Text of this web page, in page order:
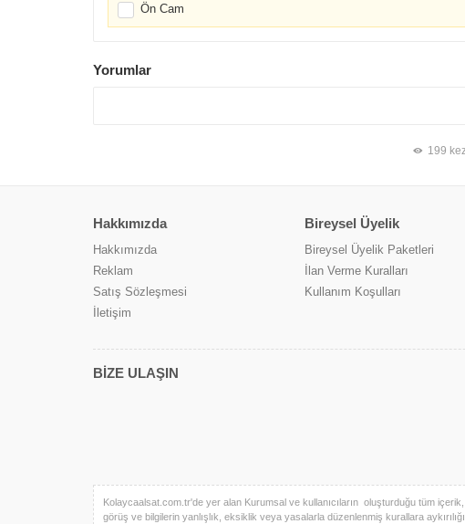
Ön Cam
Yorumlar
199
Hakkımızda
Hakkımızda
Reklam
Satış Sözleşmesi
İletişim
Bireysel Üyelik
Bireysel Üyelik Paketleri
İlan Verme Kuralları
Kullanım Koşulları
BİZE ULAŞIN
Kolaycaalsat.com.tr'de yer alan Kurumsal ve kullanıcıların oluşturduğu tüm
görüş ve bilgilerin yanlışlık, eksiklik veya yasalarla düzenlenmiş kurallara